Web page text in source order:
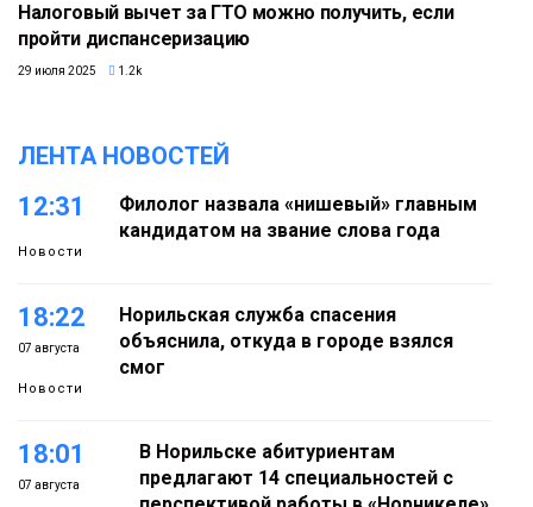
Налоговый вычет за ГТО можно получить, если
пройти диспансеризацию
29 июля 2025 1.2k
ЛЕНТА НОВОСТЕЙ
12:31
Новости
Филолог назвала «нишевый» главным
кандидатом на звание слова года
18:22
07 августа
Новости
Норильская служба спасения
объяснила, откуда в городе взялся
смог
18:01
07 августа
В Норильске абитуриентам
предлагают 14 специальностей с